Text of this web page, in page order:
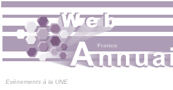
Evènements à la UNE